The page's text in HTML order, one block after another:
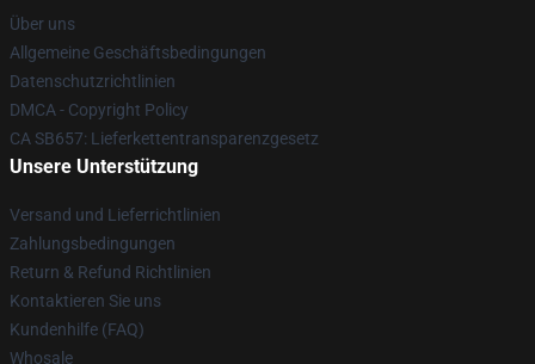
Über uns
Allgemeine Geschäftsbedingungen
Datenschutzrichtlinien
DMCA - Copyright Policy
CA SB657: Lieferkettentransparenzgesetz
Unsere Unterstützung
Versand und Lieferrichtlinien
Zahlungsbedingungen
Return & Refund Richtlinien
Kontaktieren Sie uns
Kundenhilfe (FAQ)
Whosale